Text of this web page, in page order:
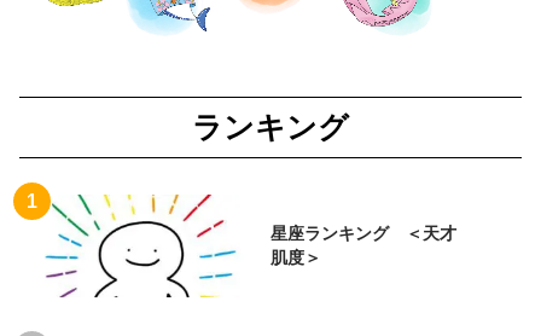
ランキング
星座ランキング ＜天才
肌度＞